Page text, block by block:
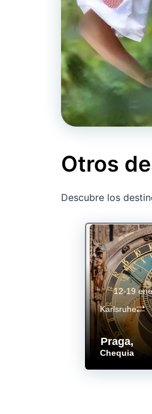
Otros
Descubre los
Praga,
Chequia
Karlsruhe
12-19